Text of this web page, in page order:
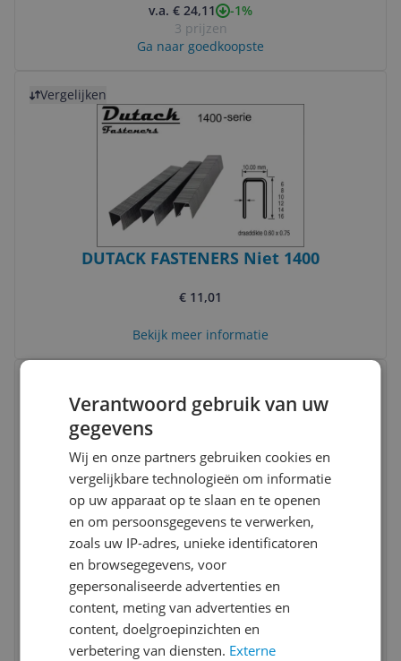
v.a. € 24,11
-1%
3 prijzen
Ga naar goedkoopste
Vergelijken
DUTACK FASTENERS Niet 1400
€ 11,01
Bekijk meer informatie
pgb-Europe PGB-FASTENERS | Borgpen
voor buis Ø 6,00x45 Zn
€ 125,65
Bekijk meer informatie
Bekijk product
Verantwoord gebruik van uw
gegevens
Wij en onze partners gebruiken cookies en
vergelijkbare technologieën om informatie
op uw apparaat op te slaan en te openen
en om persoonsgegevens te verwerken,
zoals uw IP-adres, unieke identificatoren
en browsegegevens, voor
gepersonaliseerde advertenties en
content, meting van advertenties en
content, doelgroepinzichten en
verbetering van diensten. Externe